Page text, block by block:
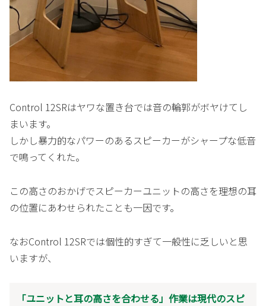
Control 12SRはヤワな置き台では音の輪郭がボヤけてし
まいます。
しかし暴力的なパワーのあるスピーカーがシャープな低音
で鳴ってくれた。
この高さのおかげでスピーカーユニットの高さを理想の耳
の位置にあわせられたことも一因です。
なおControl 12SRでは個性的すぎて一般性に乏しいと思
いますが、
「ユニットと耳の高さを合わせる」作業は現代のスピ